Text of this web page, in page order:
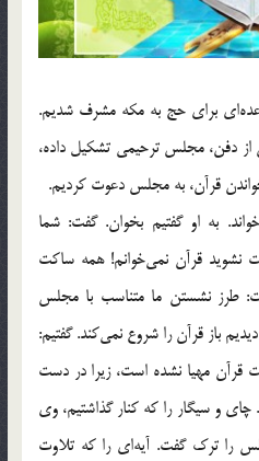
براي حج به مكه مشرف شديم.
دفن، مجلس ترحيمي تشكيل داده،
قرآن، به مجلس دعوت كرديم.
به او گفتيم بخوان. گفت: شما
قرآن نمي‌خوانم! همه ساكت
طرز نشستن ما متناسب با مجلس
باز قرآن را شروع نمي‌كند. گفتيم:
قرآن مهيا نشده است، زيرا در دست
و سيگار را كه كنار گذاشتيم، وي
را ترك گفت. آيه‌اي را كه تلاوت